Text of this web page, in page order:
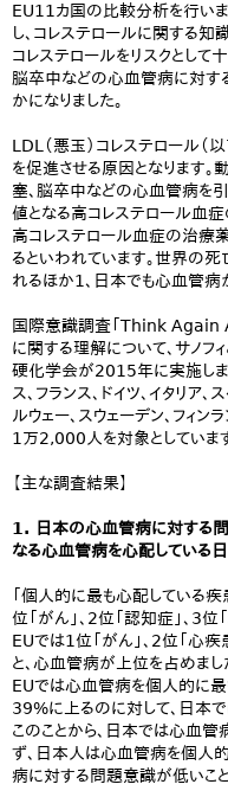
EU11カ国の比較分析を行いま
し、コレステロールに関する知
コレステロールをリスクとして
脳卒中などの心血管病に対す
かになりました。
LDL（悪玉）コレステロール（
を促進させる原因となります
塞、脳卒中などの心血管病を
値となる高コレステロール血
高コレステロール血症の治療
るといわれています。世界の
れるほか1、日本でも心血管
国際意識調査「Think Again
に関する理解について、サノ
硬化学会が2015年に実施しま
ス、フランス、ドイツ、イタリア
ルウェー、スウェーデン、フィ
1万2,000人を対象としていま
【主な調査結果】
1. 日本の心血管病に対する
なる心血管病を心配している
「個人的に最も心配している
位「がん」、2位「認知症」、3位
EUでは1位「がん」、2位「心疾
と、心血管病が上位を占めまし
EUでは心血管病を個人的に最
39%に上るのに対して、日本で
このことから、日本では心血
ず、日本人は心血管病を個人
病に対する問題意識が低いこと